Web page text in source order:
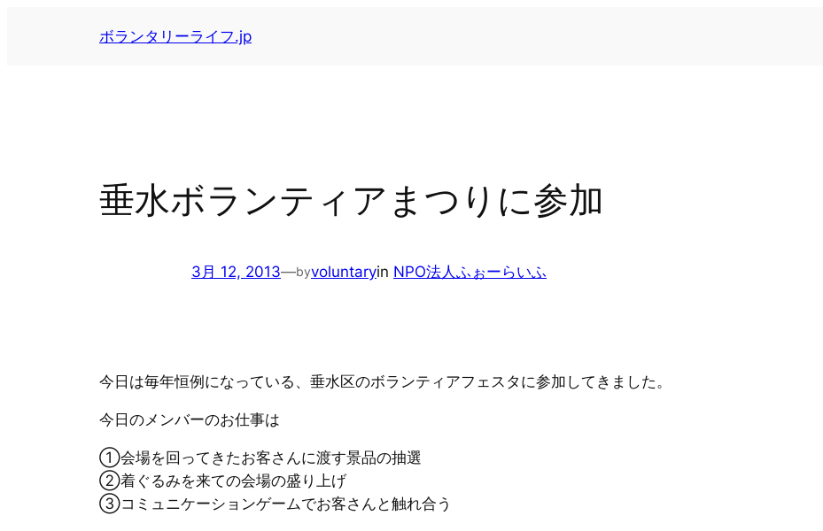
ボランタリーライフ.jp
垂水ボランティアまつりに参加
3月 12, 2013—byvoluntaryin NPO法人ふぉーらいふ
今日は毎年恒例になっている、垂水区のボランティアフェスタに参加してきました。
今日のメンバーのお仕事は
①会場を回ってきたお客さんに渡す景品の抽選
②着ぐるみを来ての会場の盛り上げ
③コミュニケーションゲームでお客さんと触れ合う